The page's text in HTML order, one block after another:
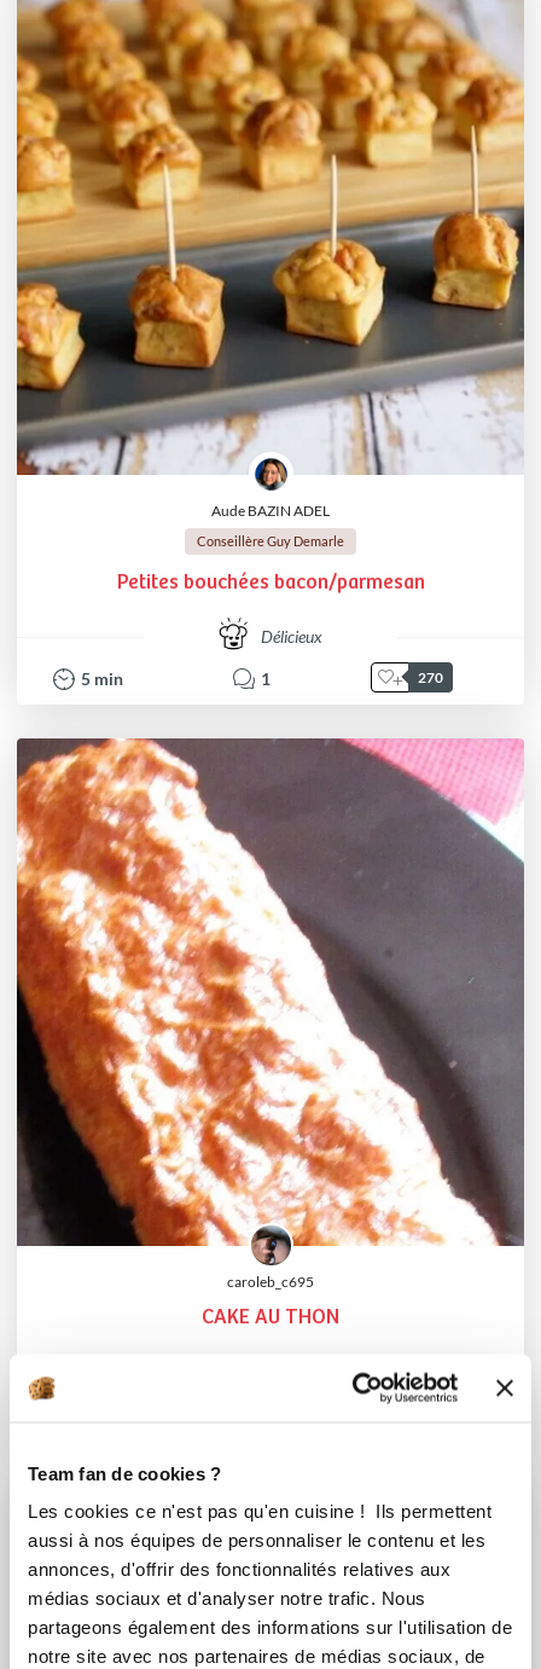
Team fan de cookies ?
Les cookies ce n'est pas qu'en cuisine ! Ils permettent
aussi à nos équipes de personnaliser le contenu et les
annonces, d'offrir des fonctionnalités relatives aux
médias sociaux et d'analyser notre trafic. Nous
partageons également des informations sur l'utilisation de
notre site avec nos partenaires de médias sociaux, de
Aude BAZIN ADEL
Conseillère Guy Demarle
Petites bouchées bacon/parmesan
Délicieux
5 min 1 270
caroleb_c695
CAKE AU THON
I-COOK'IN